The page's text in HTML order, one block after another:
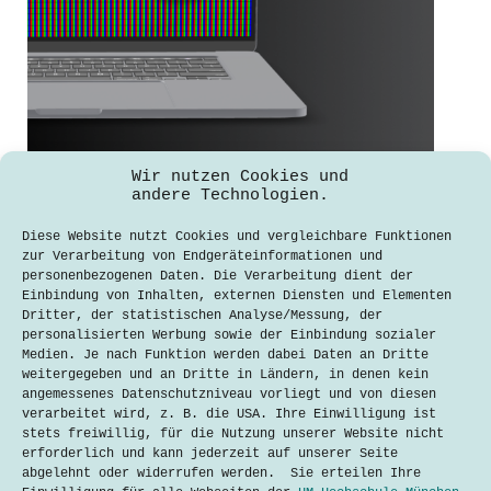
Wir nutzen Cookies und
andere Technologien.
Diese Website nutzt Cookies und vergleichbare Funktionen
zur Verarbeitung von Endgeräteinformationen und
personenbezogenen Daten. Die Verarbeitung dient der
Einbindung von Inhalten, externen Diensten und Elementen
Dritter, der statistischen Analyse/Messung, der
personalisierten Werbung sowie der Einbindung sozialer
Medien. Je nach Funktion werden dabei Daten an Dritte
weitergegeben und an Dritte in Ländern, in denen kein
angemessenes Datenschutzniveau vorliegt und von diesen
verarbeitet wird, z. B. die USA. Ihre Einwilligung ist
stets freiwillig, für die Nutzung unserer Website nicht
erforderlich und kann jederzeit auf unserer Seite
abgelehnt oder widerrufen werden. Sie erteilen Ihre
Scharfgestellt – Ein genauer Blick
auf moderne Bildschirmtechnologie
Ben-Orlando Lampert
13. März 2024
Pixel sind das Herzstück digitaler
Bilder – eine faszinierende Reise von
simplen Bildpunkten zu den lebendigen
Farben moderner Bildschirme. Von
Smartphones über Computer bis hin zu
riesigen Werbetafeln, Bildschirme
sindallgegenwärtig. Sie formen, wie
wir Informationen aufnehmen,
miteinander kommunizieren und die…
Lesen